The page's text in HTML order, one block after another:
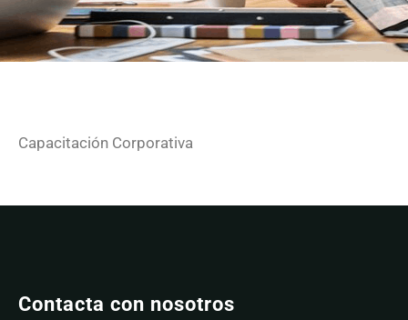
Capacitación Corporativa
Contacta con nosotros